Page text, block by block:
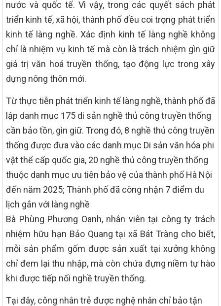
nước và quốc tế. Vì vậy, trong các quyết sách phát
triển kinh tế, xã hội, thành phố đều coi trọng phát triển
kinh tế làng nghề. Xác định kinh tế làng nghề không
chỉ là nhiệm vụ kinh tế mà còn là trách nhiệm gìn giữ
giá trị văn hoá truyền thống, tạo động lực trong xây
dựng nông thôn mới.
Từ thực tiễn phát triển kinh tế làng nghề, thành phố đã
lập danh mục 175 di sản nghề thủ công truyền thống
cần bảo tồn, gìn giữ. Trong đó, 8 nghề thủ công truyền
thống được đưa vào các danh mục Di sản văn hóa phi
vật thể cấp quốc gia, 20 nghề thủ công truyền thống
thuộc danh mục ưu tiên bảo vệ của thành phố Hà Nội
đến năm 2025; Thành phố đã công nhận 7 điểm du
lịch gắn với làng nghề
Bà Phùng Phương Oanh, nhân viên tại công ty trách
nhiệm hữu hạn Bảo Quang tại xã Bát Tràng cho biết,
mỗi sản phẩm gốm được sản xuất tại xưởng không
chỉ đem lại thu nhập, mà còn chứa đựng niềm tự hào
khi được tiếp nối nghề truyền thống.
Tại đây, công nhân trẻ được nghệ nhân chỉ bảo tận